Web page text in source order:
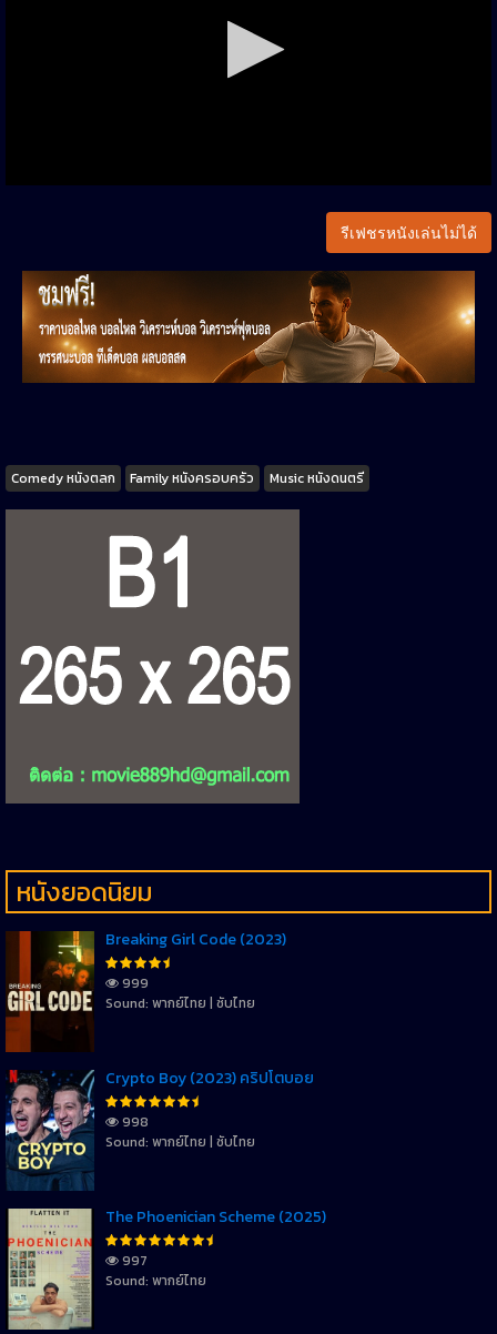
รีเฟชรหนังเล่นไม่ได้
Tags
Comedy หนังตลก Family หนังครอบครัว Music หนังดนตรี
หนังยอดนิยม
Breaking Girl Code (2023)
999
Sound: พากย์ไทย | ซับไทย
Crypto Boy (2023) คริปโตบอย
998
Sound: พากย์ไทย | ซับไทย
The Phoenician Scheme (2025)
997
Sound: พากย์ไทย